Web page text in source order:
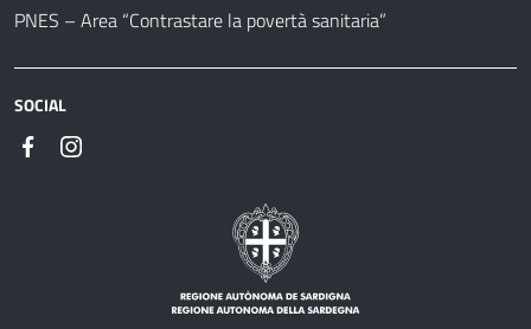
PNES – Area “Contrastare la povertà sanitaria”
SOCIAL